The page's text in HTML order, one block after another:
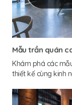
Mẫu trần quán
Khám phá các
thiết kế cùng kinh